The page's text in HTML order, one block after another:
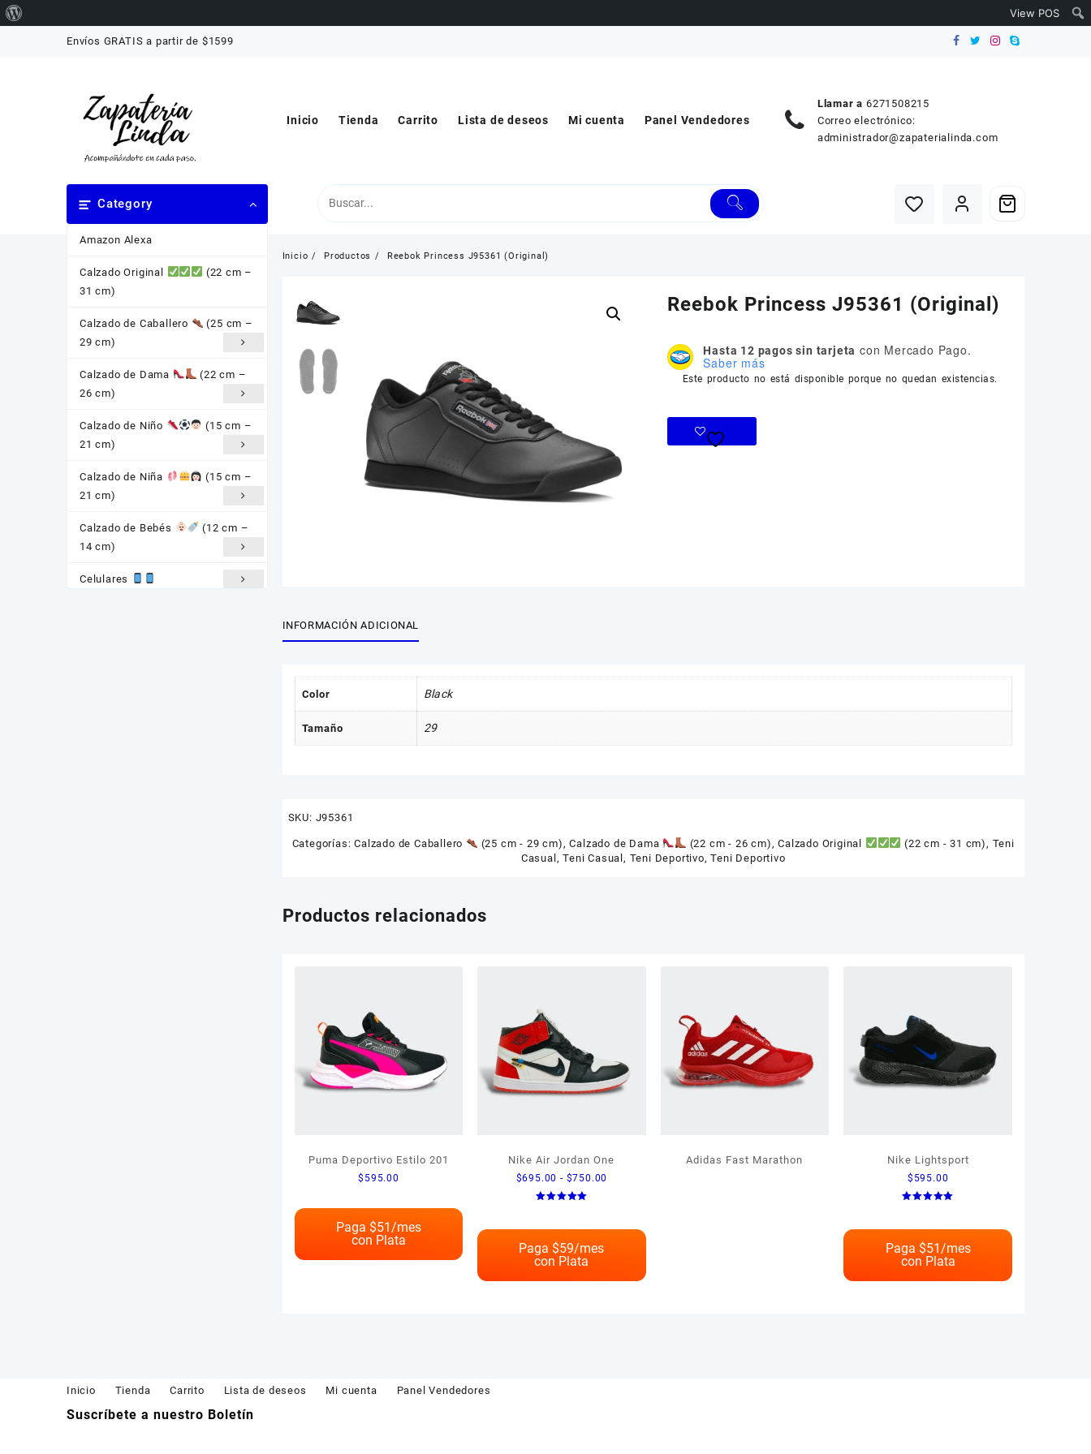
View POS
Envíos GRATIS a partir de $1599
Inicio Tienda Carrito Lista de deseos Mi cuenta Panel Vendedores
Llamar a 6271508215
Correo electrónico:
administrador@zapaterialinda.com
Category
Amazon Alexa
Calzado Original
(22 cm –
31 cm)
Calzado de Caballero
(25 cm –
29 cm)
Calzado de Dama
(22 cm –
26 cm)
Calzado de Niño
(15 cm –
21 cm)
Calzado de Niña
(15 cm –
21 cm)
Calzado de Bebés
(12 cm –
14 cm)
Celulares
Inicio Productos Reebok Princess J95361 (Original)
Reebok Princess J95361 (Original)
Hasta 12 pagos sin tarjeta con Mercado Pago.
Saber más
Este producto no está disponible porque no quedan existencias.
INFORMACIÓN ADICIONAL
Color Black
Tamaño 29
SKU: J95361
Categorías:Calzado de Caballero (25 cm - 29 cm),Calzado de Dama (22 cm - 26 cm),Calzado Original (22 cm - 31 cm), Teni
Casual ,Teni Casual, Teni Deportivo,Teni Deportivo
Productos relacionados
Puma Deportivo Estilo 201
$ 595.00
Paga $51/mes
con Plata
Nike Air Jordan One
$695.00 - $750.00
desde
$750.00
5.00
Paga $59/mes
con Plata
Adidas Fast Marathon Nike Lightsport
$ 595.00
5.00
Paga $51 /mes
con Plata
Inicio Tienda Carrito Lista de deseos Mi cuenta Panel Vendedores
Suscríbete a nuestro Boletín